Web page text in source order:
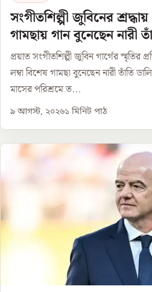
সংগীতশিল্পী জুবিনের
গামছায় গান বুনেছেন নারী
প্রয়াত সংগীতশিল্পী জুবিন গার্গের স্মৃতির
লম্বা বিশেষ গামছা বুনেছেন নারী তাঁতি
মাসের পরিশ্রমে ত...
৯ আগস্ট, ২০২৬১ মিনিট পাঠ